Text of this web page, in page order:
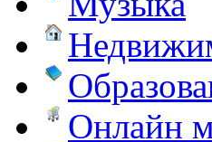
Онлайн